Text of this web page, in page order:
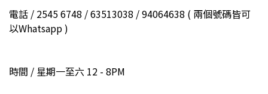
電話 / 2545 6748 / 63513038 / 94064638 ( 兩個號碼皆可
以Whatsapp )
時間 / 星期一至六 12 - 8PM